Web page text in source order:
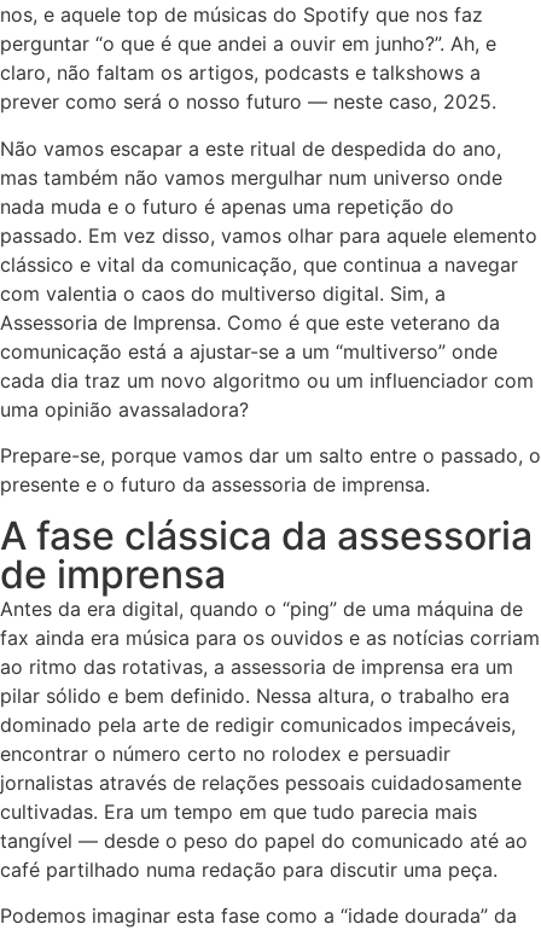
nos, e aquele top de músicas do Spotify que nos faz
perguntar “o que é que andei a ouvir em junho?”. Ah, e
claro, não faltam os artigos, podcasts e talkshows a
prever como será o nosso futuro — neste caso, 2025.
Não vamos escapar a este ritual de despedida do ano,
mas também não vamos mergulhar num universo onde
nada muda e o futuro é apenas uma repetição do
passado. Em vez disso, vamos olhar para aquele elemento
clássico e vital da comunicação, que continua a navegar
com valentia o caos do multiverso digital. Sim, a
Assessoria de Imprensa. Como é que este veterano da
comunicação está a ajustar-se a um “multiverso” onde
cada dia traz um novo algoritmo ou um influenciador com
uma opinião avassaladora?
Prepare-se, porque vamos dar um salto entre o passado, o
presente e o futuro da assessoria de imprensa.
A fase clássica da assessoria
de imprensa
Antes da era digital, quando o “ping” de uma máquina de
fax ainda era música para os ouvidos e as notícias corriam
ao ritmo das rotativas, a assessoria de imprensa era um
pilar sólido e bem definido. Nessa altura, o trabalho era
dominado pela arte de redigir comunicados impecáveis,
encontrar o número certo no rolodex e persuadir
jornalistas através de relações pessoais cuidadosamente
cultivadas. Era um tempo em que tudo parecia mais
tangível — desde o peso do papel do comunicado até ao
café partilhado numa redação para discutir uma peça.
Podemos imaginar esta fase como a “idade dourada” da